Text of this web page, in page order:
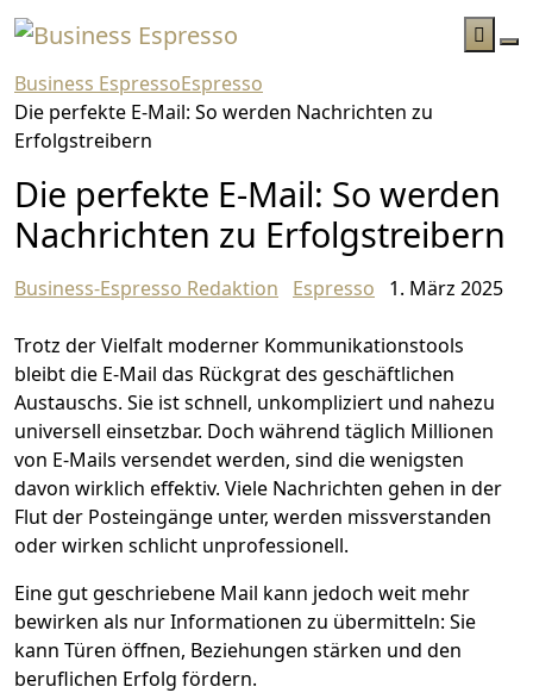
Business EspressoEspresso
Die perfekte E-Mail: So werden Nachrichten zu
Erfolgstreibern
Die perfekte E-Mail: So werden
Nachrichten zu Erfolgstreibern
Business-Espresso Redaktion Espresso 1. März 2025
Trotz der Vielfalt moderner Kommunikationstools
bleibt die E-Mail das Rückgrat des geschäftlichen
Austauschs. Sie ist schnell, unkompliziert und nahezu
universell einsetzbar. Doch während täglich Millionen
von E-Mails versendet werden, sind die wenigsten
davon wirklich effektiv. Viele Nachrichten gehen in der
Flut der Posteingänge unter, werden missverstanden
oder wirken schlicht unprofessionell.
Eine gut geschriebene Mail kann jedoch weit mehr
bewirken als nur Informationen zu übermitteln: Sie
kann Türen öffnen, Beziehungen stärken und den
beruflichen Erfolg fördern.